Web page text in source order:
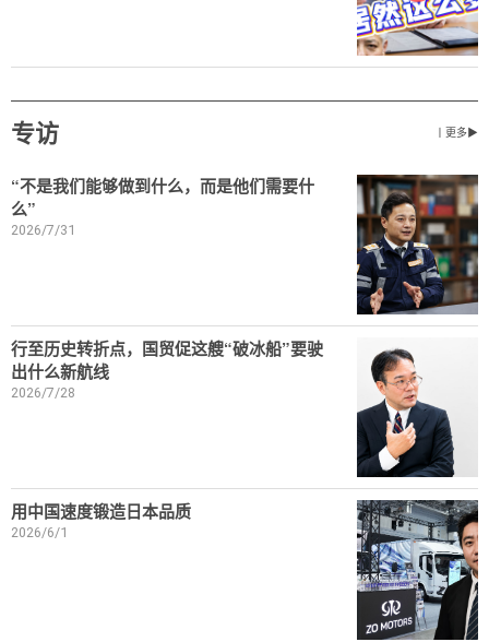
专访 丨更多▶
“不是我们能够做到什么，而是他们需要什
么”
2026/7/31
行至历史转折点，国贸促这艘“破冰船”要驶
出什么新航线
2026/7/28
用中国速度锻造日本品质
2026/6/1